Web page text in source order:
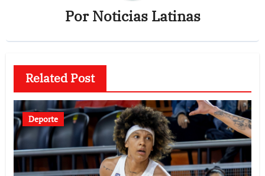
PorNoticias Latinas
Related Post
Deporte